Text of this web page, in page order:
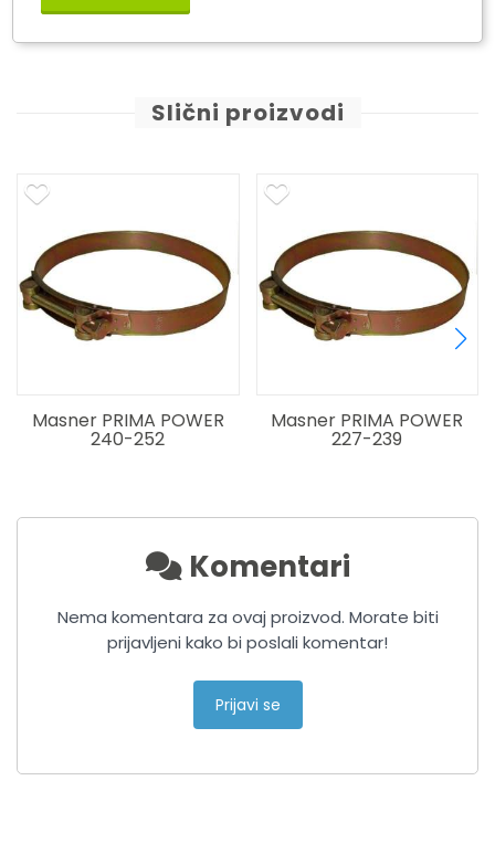
Slični proizvodi
Masner PRIMA POWER
240-252
Masner PRIMA POWER
227-239
Komentari
Nema komentara za ovaj proizvod. Morate biti
prijavljeni kako bi poslali komentar!
Prijavi se